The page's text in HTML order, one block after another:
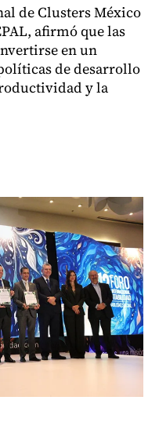
de Clusters México
afirmó que las
en un
de desarrollo
y la